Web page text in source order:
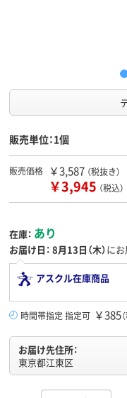
販売単位：1個
販売価格 ￥3,587 （税抜き）
￥3,945 （税込）
在庫： あり
お届け日： 8月13日（木）に
アスクル在庫商品
時間帯指定 指定可 ￥385
お届け先住所：
東京都江東区